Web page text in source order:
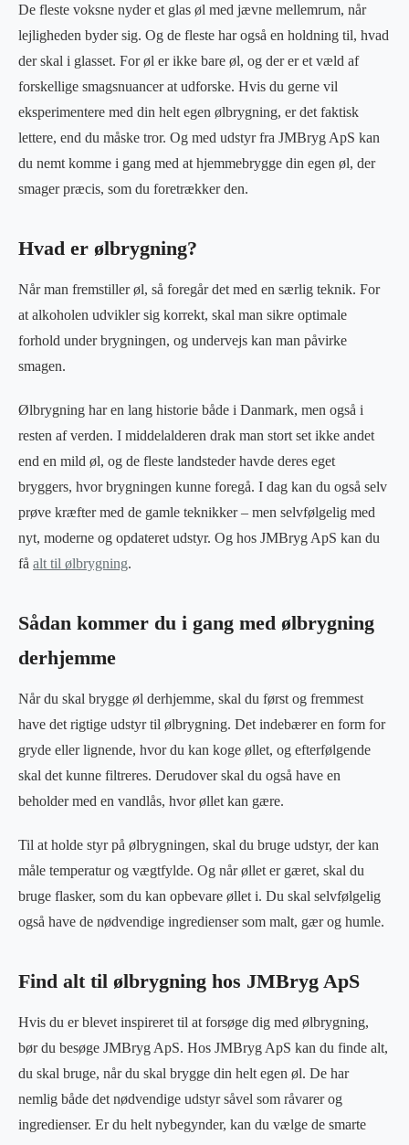
De fleste voksne nyder et glas øl med jævne mellemrum, når
lejligheden byder sig. Og de fleste har også en holdning til, hvad
der skal i glasset. For øl er ikke bare øl, og der er et væld af
forskellige smagsnuancer at udforske. Hvis du gerne vil
eksperimentere med din helt egen ølbrygning, er det faktisk
lettere, end du måske tror. Og med udstyr fra JMBryg ApS kan
du nemt komme i gang med at hjemmebrygge din egen øl, der
smager præcis, som du foretrækker den.
Hvad er ølbrygning?
Når man fremstiller øl, så foregår det med en særlig teknik. For
at alkoholen udvikler sig korrekt, skal man sikre optimale
forhold under brygningen, og undervejs kan man påvirke
smagen.
Ølbrygning har en lang historie både i Danmark, men også i
resten af verden. I middelalderen drak man stort set ikke andet
end en mild øl, og de fleste landsteder havde deres eget
bryggers, hvor brygningen kunne foregå. I dag kan du også selv
prøve kræfter med de gamle teknikker – men selvfølgelig med
nyt, moderne og opdateret udstyr. Og hos JMBryg ApS kan du
få alt til ølbrygning.
Sådan kommer du i gang med ølbrygning
derhjemme
Når du skal brygge øl derhjemme, skal du først og fremmest
have det rigtige udstyr til ølbrygning. Det indebærer en form for
gryde eller lignende, hvor du kan koge øllet, og efterfølgende
skal det kunne filtreres. Derudover skal du også have en
beholder med en vandlås, hvor øllet kan gære.
Til at holde styr på ølbrygningen, skal du bruge udstyr, der kan
måle temperatur og vægtfylde. Og når øllet er gæret, skal du
bruge flasker, som du kan opbevare øllet i. Du skal selvfølgelig
også have de nødvendige ingredienser som malt, gær og humle.
Find alt til ølbrygning hos JMBryg ApS
Hvis du er blevet inspireret til at forsøge dig med ølbrygning,
bør du besøge JMBryg ApS. Hos JMBryg ApS kan du finde alt,
du skal bruge, når du skal brygge din helt egen øl. De har
nemlig både det nødvendige udstyr såvel som råvarer og
ingredienser. Er du helt nybegynder, kan du vælge de smarte